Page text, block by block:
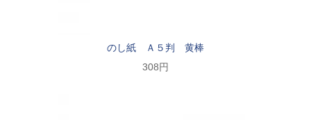
のし紙 Ａ５判 黄棒
308円